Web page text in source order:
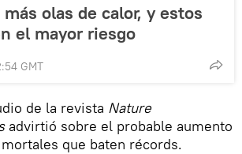
olas de calor, y estos
el mayor riesgo
GMT
de la revista Nature
advirtió sobre el probable aumento
que baten récords.